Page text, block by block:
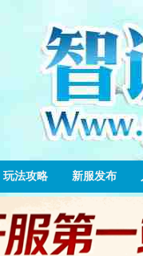
玩法攻略 新服发布